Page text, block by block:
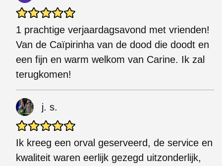
1 prachtige verjaardagsavond met vrienden!
Van de Caïpirinha van de dood die doodt en
een fijn en warm welkom van Carine. Ik zal
terugkomen!
j. s.
Ik kreeg een orval geserveerd, de service en
kwaliteit waren eerlijk gezegd uitzonderlijk,